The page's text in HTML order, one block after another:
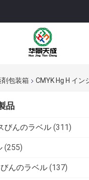
剤包装箱 CMYK Hg H イ
品
びんのラベル (311)
(255)
んのラベル (137)